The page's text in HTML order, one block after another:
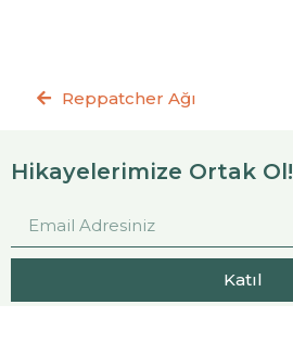
Reppatcher Ağı
Hikayelerimize Ortak Ol!
Katıl